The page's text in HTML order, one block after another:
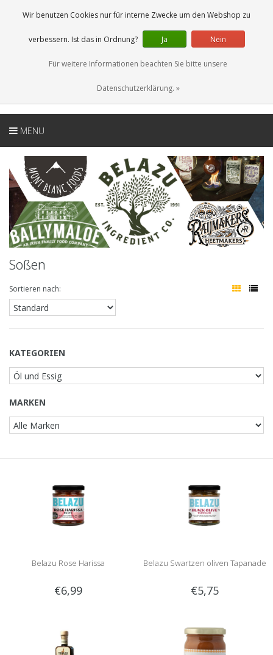
0 Artikel
DE
MENU
Soßen
Sortieren nach:
KATEGORIEN
MARKEN
Belazu Rose Harissa
€6,99
Belazu Swartzen oliven Tapanade
€5,75
Wir benutzen Cookies nur für interne Zwecke um den Webshop zu
verbessern. Ist das in Ordnung? Ja Nein
Für weitere Informationen beachten Sie bitte unsere
Datenschutzerklärung. »